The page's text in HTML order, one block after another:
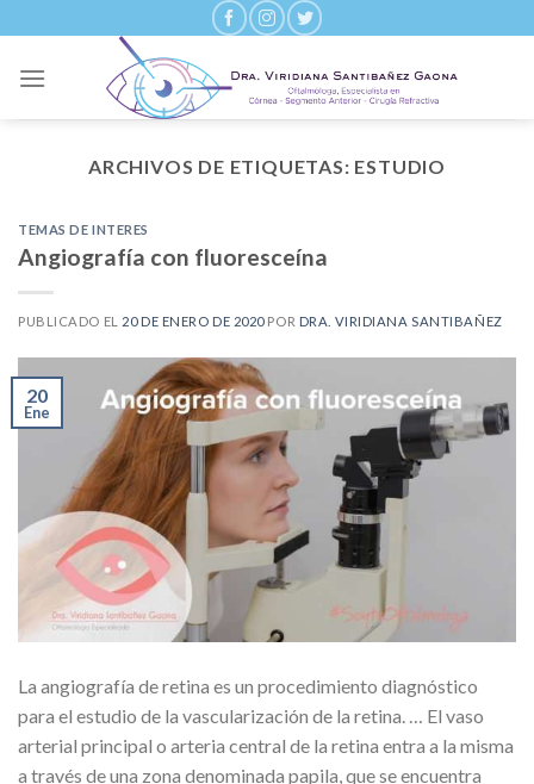
to
content
ARCHIVOS DE ETIQUETAS: ESTUDIO
TEMAS DE INTERES
Angiografía con fluoresceína
PUBLICADO EL 20 DE ENERO DE 2020POR DRA. VIRIDIANA SANTIBAÑEZ
20
Ene
La angiografía de retina es un procedimiento diagnóstico
para el estudio de la vascularización de la retina. … El vaso
arterial principal o arteria central de la retina entra a la misma
a través de una zona denominada papila, que se encuentra